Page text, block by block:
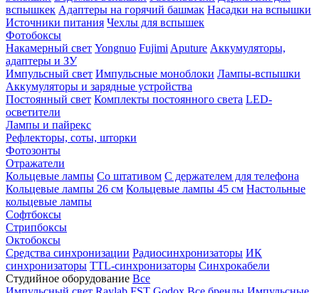
вспышкек Адаптеры на горячий башмак Насадки на вспышки
Источники питания Чехлы для вспышек
Фотобоксы
Накамерный свет Yongnuo Fujimi Aputure Аккумуляторы,
адаптеры и ЗУ
Импульсный свет Импульсные моноблоки Лампы-вспышки
Аккумуляторы и зарядные устройства
Постоянный свет Комплекты постоянного света LED-
осветители
Лампы и пайрекс
Рефлекторы, соты, шторки
Фотозонты
Отражатели
Кольцевые лампы Со штативом С держателем для телефона
Кольцевые лампы 26 см Кольцевые лампы 45 см Настольные
кольцевые лампы
Софтбоксы
Стрипбоксы
Октобоксы
Средства синхронизации Радиосинхронизаторы ИК
синхронизаторы TTL-синхронизаторы Синхрокабели
Студийное оборудование Все